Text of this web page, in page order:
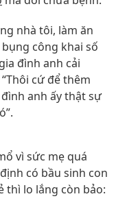
nhà tôi, làm ăn
công khai số
đình anh cải
cứ để thêm
anh ấy thật sự
vì sức mẹ quá
có bầu sinh con
thì lo lắng còn bảo: